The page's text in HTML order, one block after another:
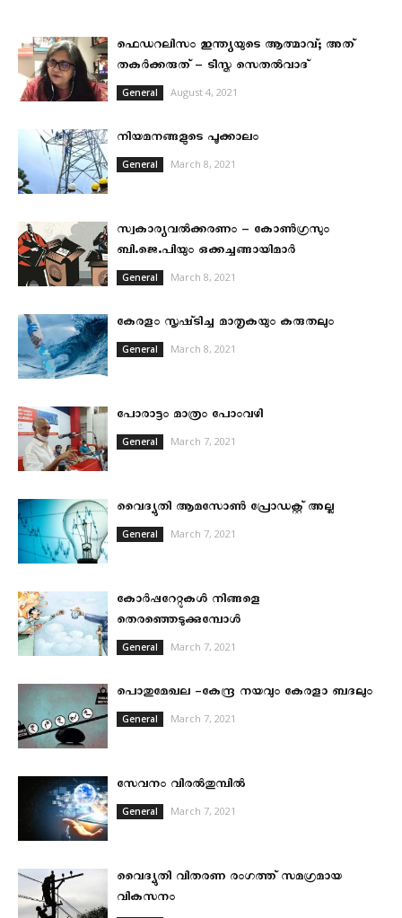
ഫെഡറലിസം ഇന്ത്യയുടെ ആത്മാവ്; അത്
തകർക്കരുത് – ടീസ്ത സെതൽവാദ്
General August 4, 2021
നിയമനങ്ങളുടെ പൂക്കാലം
General March 8, 2021
സ്വകാര്യവല്‍ക്കരണം – കോണ്‍ഗ്രസും
ബി.ജെ.പിയും ഒക്കച്ചങ്ങായിമാര്‍
General March 8, 2021
കേരളം സൃഷ്‌ടിച്ച മാതൃകയും കരുതലും
General March 8, 2021
പോരാട്ടം മാത്രം പോംവഴി
General March 7, 2021
വൈദ്യുതി ആമസോൺ പ്രോഡക്റ്റ് അല്ല
General March 7, 2021
കോർപ്പറേറ്റുകൾ നിങ്ങളെ
തെരഞ്ഞെടുക്കുമ്പോൾ
General March 7, 2021
പൊതുമേഖല -കേന്ദ്ര നയവും കേരളാ ബദലും
General March 7, 2021
സേവനം വിരൽതുമ്പിൽ
General March 7, 2021
വൈദ്യുതി വിതരണ രംഗത്ത് സമഗ്രമായ
വികസനം